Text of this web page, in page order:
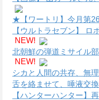
★【ワートリ】今月第
【ウルトラセブン】
NEW!
北朝鮮の弾道ミサイル
NEW!
シカと人間の共存、無
舌を絡ませて、唾液交
【ハンターハンター】